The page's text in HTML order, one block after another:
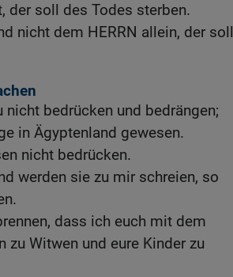
der soll des Todes sterben.
nicht dem HERRN allein, der soll
bedrücken und bedrängen;
in Ägyptenland gewesen.
nicht bedrücken.
werden sie zu mir schreien, so
dass ich euch mit dem
zu Witwen und eure Kinder zu